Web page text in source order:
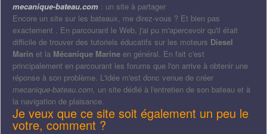
mecanique-bateau.com : un site à partager
Encore un site sur les bateaux, me direz-vous ? Et bien pas
exactement . En parcourant le Web, j'ai pu m'apercevoir qu'il était
difficile de trouver des tutoriels éducatifs sur les moteurs Diesel
Marin et la Mécanique Marine en général. En fait c'est
principalement en parcourant les forums que l'on arrive à obtenir une
réponse à son problème. L'idée m'est donc venue de créer
mecanique-bateau.com, un site dédié à l'entretien de son bateau et à
la navigation de plaisance.
Je veux que ce site soit également un peu le
votre, comment ?